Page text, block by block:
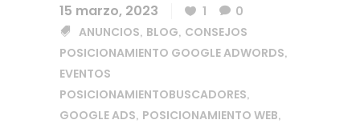
15 marzo, 2023 1
0
ANUNCIOS, BLOG, CONSEJOS
POSICIONAMIENTO GOOGLE ADWORDS,
EVENTOS
POSICIONAMIENTOBUSCADORES,
GOOGLE ADS, POSICIONAMIENTO WEB,